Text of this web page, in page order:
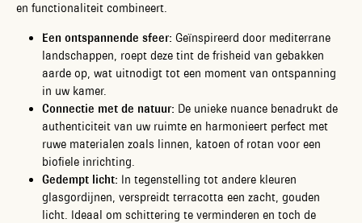
en functionaliteit combineert.
Een ontspannende sfeer: Geïnspireerd door mediterrane
landschappen, roept deze tint de frisheid van gebakken
aarde op, wat uitnodigt tot een moment van ontspanning
in uw kamer.
Connectie met de natuur: De unieke nuance benadrukt de
authenticiteit van uw ruimte en harmonieert perfect met
ruwe materialen zoals linnen, katoen of rotan voor een
biofiele inrichting.
Gedempt licht: In tegenstelling tot andere kleuren
glasgordijnen, verspreidt terracotta een zacht, gouden
licht. Ideaal om schittering te verminderen en toch de